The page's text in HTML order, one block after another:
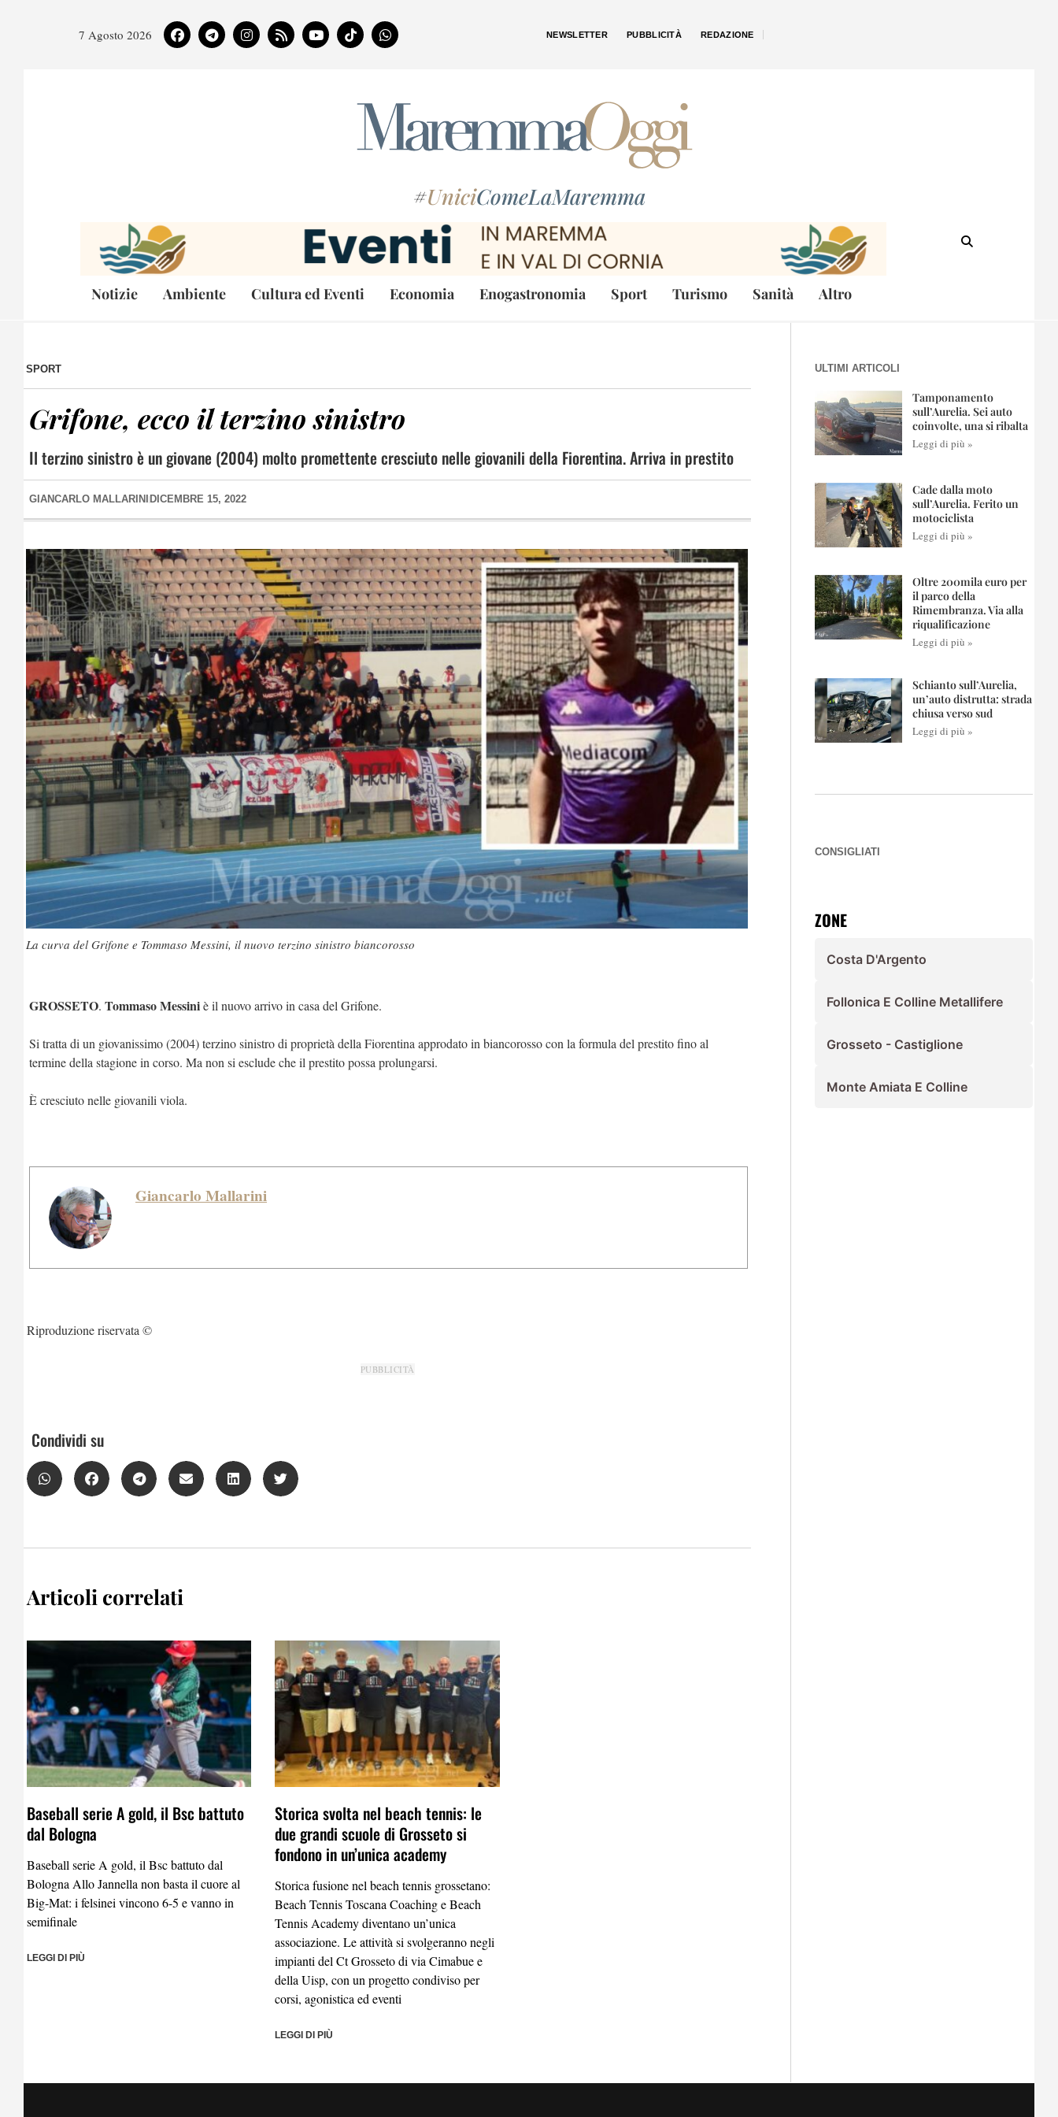
7 Agosto 2026 NEWSLETTER PUBBLICITÀ REDAZIONE
#UniciComeLaMaremma
Notizie Ambiente Cultura ed Eventi Economia Enogastronomia Sport Turismo Sanità Altro
SPORT
Grifone, ecco il terzino sinistro
Il terzino sinistro è un giovane (2004) molto promettente cresciuto nelle giovanili della Fiorentina. Arriva in prestito
GIANCARLO MALLARINI DICEMBRE 15, 2022
La curva del Grifone e Tommaso Messini, il nuovo terzino sinistro biancorosso
GROSSETO. Tommaso Messiniè il nuovo arrivo in casa del Grifone.
Si tratta di un giovanissimo (2004) terzino sinistro di proprietà della Fiorentina approdato in biancorosso con la formula del prestito fino al
termine della stagione in corso. Ma non si esclude che il prestito possa prolungarsi.
È cresciuto nelle giovanili viola.
Giancarlo Mallarini
Riproduzione riservata ©
PUBBLICITÀ
Condividi su
Articoli correlati
Baseball serie A gold, il Bsc battuto
dal Bologna
Baseball serie A gold, il Bsc battuto dal
Bologna Allo Jannella non basta il cuore al
Big-Mat: i felsinei vincono 6-5 e vanno in
semifinale
LEGGI DI PIÙ
Storica svolta nel beach tennis: le
due grandi scuole di Grosseto si
fondono in un’unica academy
Storica fusione nel beach tennis grossetano:
Beach Tennis Toscana Coaching e Beach
Tennis Academy diventano un’unica
associazione. Le attività si svolgeranno negli
impianti del Ct Grosseto di via Cimabue e
della Uisp, con un progetto condiviso per
corsi, agonistica ed eventi
LEGGI DI PIÙ
ULTIMI ARTICOLI
Tamponamento
sull’Aurelia. Sei auto
coinvolte, una si ribalta
Leggi di più »
Cade dalla moto
sull’Aurelia. Ferito un
motociclista
Leggi di più »
Oltre 200mila euro per
il parco della
Rimembranza. Via alla
riqualificazione
Leggi di più »
Schianto sull’Aurelia,
un’auto distrutta: strada
chiusa verso sud
Leggi di più »
CONSIGLIATI
ZONE
Costa D'Argento
Follonica E Colline Metallifere
Grosseto - Castiglione
Monte Amiata E Colline